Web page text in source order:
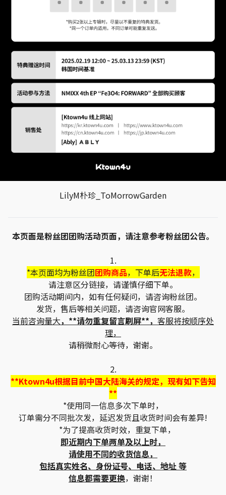
LilyM朴珍_ToMorrowGarden
本页面是粉丝团团购活动页面，请注意参考粉丝团公告。
1.
*本页面均为粉丝团团购商品，下单后无法退款，
请注意区分链接，请谨慎仔细下单。
团购活动期间内，如有任何疑问，请咨询粉丝团。
发货，售后等相关问题，请咨询官网客服。
当前咨询量大，**请勿重复留言刷屏**， 客服将按顺序处
理，
请稍微耐心等待，谢谢。
2.
**Ktown4u根据目前中国大陆海关的规定，现有如下告知
**
*使用同一信息多次下单时，
订单需分不同批次发，延迟发货且收货时间会有差异!
*为了提高收货时效，重复下单，
即近期内下单两单及以上时，
请使用不同的收货信息，
包括真实姓名、身份证号、电话、地址 等
信息都需要更换，谢谢！